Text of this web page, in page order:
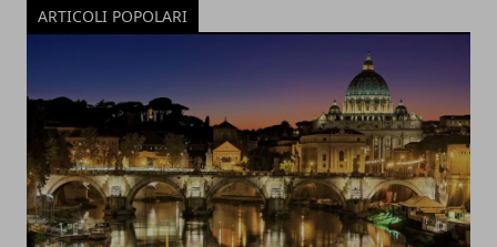
ARTICOLI POPOLARI